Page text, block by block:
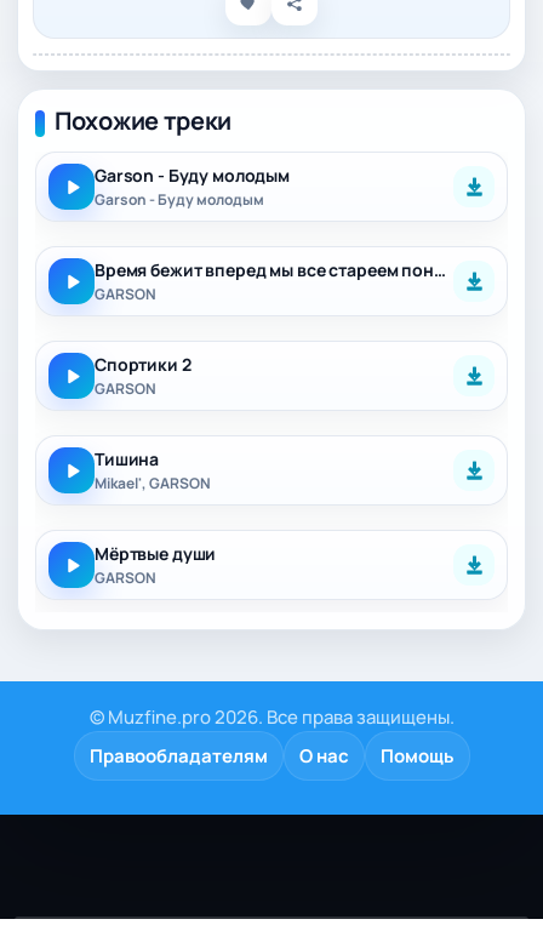
Похожие треки
Garson - Буду молодым
Garson - Буду молодым
Время бежит вперед мы все стареем понемногу
GARSON
Спортики 2
GARSON
Тишина
Mikael', GARSON
Мёртвые души
GARSON
© Muzfine.pro 2026. Все права защищены.
Правообладателям
О нас Помощь